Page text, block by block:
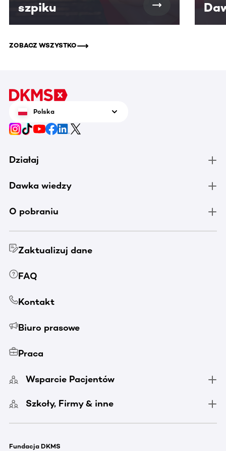
szpiku
ZOBACZ WSZYSTKO
Polska
Działaj
Dawka wiedzy
O pobraniu
Zaktualizuj dane
FAQ
Kontakt
Biuro prasowe
Praca
Wsparcie Pacjentów
Szkoły, Firmy & inne
Fundacja DKMS